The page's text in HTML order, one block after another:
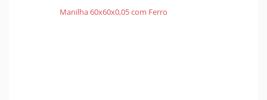
Manilha 60x60x0,05 com Ferro